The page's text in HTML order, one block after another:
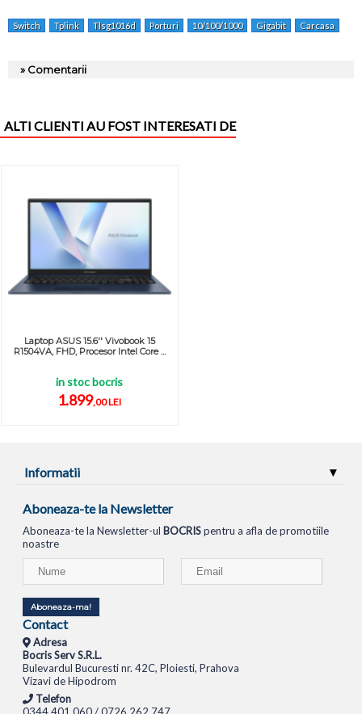
Switch Tplink Tlsg1016d Porturi 10/100/1000 Gigabit Carcasa
» Comentarii
ALTI CLIENTI AU FOST INTERESATI DE
Laptop ASUS 15.6'' Vivobook 15
R1504VA, FHD, Procesor Intel Core ...
in stoc bocris
1.899,00 LEI
Informatii
Aboneaza-te la Newsletter
Aboneaza-te la Newsletter-ul BOCRISpentru a afla de promotiile
noastre
Aboneaza-ma!
Contact
Adresa
Bocris Serv S.R.L.
Bulevardul Bucuresti nr. 42C, Ploiesti, Prahova
Vizavi de Hipodrom
Telefon